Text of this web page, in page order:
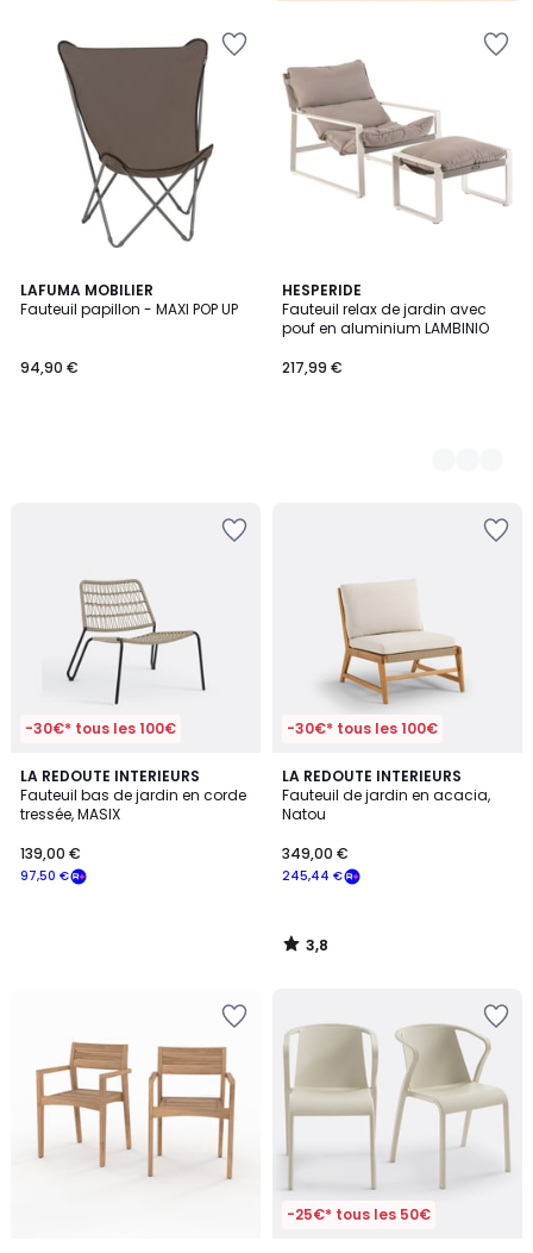
LAFUMA MOBILIER
Fauteuil papillon - MAXI POP UP
94,90 €
HESPERIDE
Fauteuil relax de jardin avec
pouf en aluminium LAMBINIO
217,99 €
3
Couleurs
-30€* tous les 100€
LA REDOUTE INTERIEURS
Fauteuil bas de jardin en corde
tressée, MASIX
97,50 €
139,00 €
-30€* tous les 100€
LA REDOUTE INTERIEURS
Fauteuil de jardin en acacia,
Natou
245,44 €
349,00 €
3,8
/ 5
3,8
/
-25€* tous les 50€